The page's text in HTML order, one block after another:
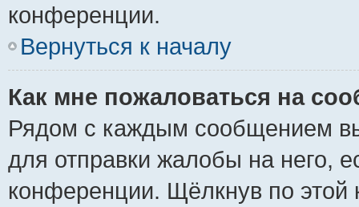
конференции.
Вернуться к началу
Как мне пожаловаться на
Рядом с каждым сообщением
для отправки жалобы на него,
конференции. Щёлкнув по этой